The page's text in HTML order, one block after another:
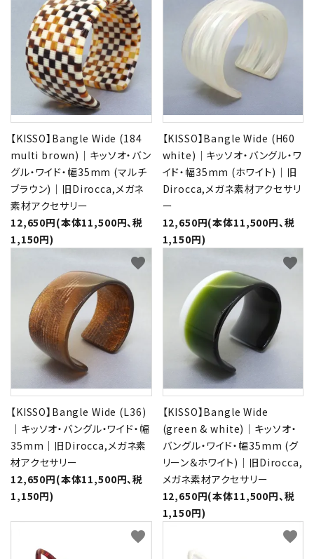
【KISSO】Bangle Wide (184
multi brown)｜キッソオ・バン
グル・ワイド・幅35mm (マルチ
ブラウン)｜旧Dirocca,メガネ
素材アクセサリー
12,650円(本体11,500円、税
1,150円)
【KISSO】Bangle Wide (H60
white)｜キッソオ・バングル・ワ
イド・幅35mm (ホワイト)｜旧
Dirocca,メガネ素材アクセサリ
ー
12,650円(本体11,500円、税
1,150円)
【KISSO】Bangle Wide (L36)
｜キッソオ・バングル・ワイド・幅
35mm｜旧Dirocca,メガネ素
材アクセサリー
12,650円(本体11,500円、税
1,150円)
favorite
【KISSO】Bangle Wide
(green & white)｜キッソオ・
バングル・ワイド・幅35mm (グ
リーン＆ホワイト)｜旧Dirocca,
メガネ素材アクセサリー
12,650円(本体11,500円、税
1,150円)
favorite
favorite favorite